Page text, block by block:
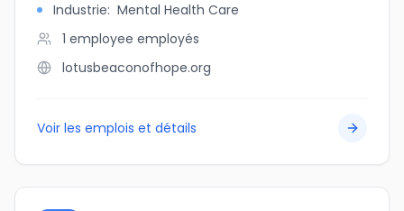
Industrie: Mental Health Care
1 employee employés
lotusbeaconofhope.org
Voir les emplois et détails